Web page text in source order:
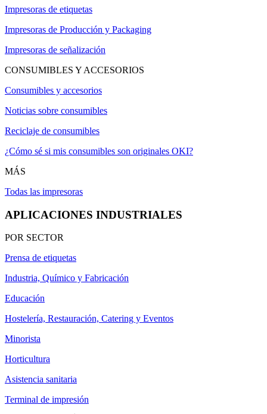
Impresoras de etiquetas
Impresoras de Producción y Packaging
Impresoras de señalización
CONSUMIBLES Y ACCESORIOS
Consumibles y accesorios
Noticias sobre consumibles
Reciclaje de consumibles
¿Cómo sé si mis consumibles son originales OKI?
MÁS
Todas las impresoras
APLICACIONES INDUSTRIALES
POR SECTOR
Prensa de etiquetas
Industria, Químico y Fabricación
Educación
Hostelería, Restauración, Catering y Eventos
Minorista
Horticultura
Asistencia sanitaria
Terminal de impresión